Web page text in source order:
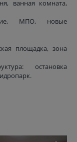
ванная комната,
МПО, новые
площадка, зона
остановка